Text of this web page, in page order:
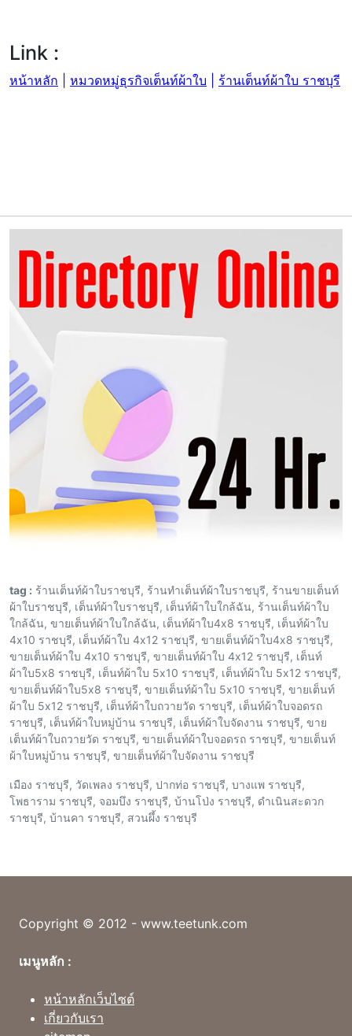
Link :
หน้าหลัก หมวดหมู่ธุรกิจเต็นท์ผ้าใบ ร้านเต็นท์ผ้าใบ ราชบุรี
tag : ร้านเต็นท์ผ้าใบราชบุรี, ร้านทำเต็นท์ผ้าใบราชบุรี, ร้านขายเต็นท์
ผ้าใบราชบุรี, เต็นท์ผ้าใบราชบุรี, เต็นท์ผ้าใบใกล้ฉัน, ร้านเต็นท์ผ้าใบ
ใกล้ฉัน, ขายเต็นท์ผ้าใบใกล้ฉัน, เต็นท์ผ้าใบ4x8 ราชบุรี, เต็นท์ผ้าใบ
4x10 ราชบุรี, เต็นท์ผ้าใบ 4x12 ราชบุรี, ขายเต็นท์ผ้าใบ4x8 ราชบุรี,
ขายเต็นท์ผ้าใบ 4x10 ราชบุรี, ขายเต็นท์ผ้าใบ 4x12 ราชบุรี, เต็นท์
ผ้าใบ5x8 ราชบุรี, เต็นท์ผ้าใบ 5x10 ราชบุรี, เต็นท์ผ้าใบ 5x12 ราชบุรี,
ขายเต็นท์ผ้าใบ5x8 ราชบุรี, ขายเต็นท์ผ้าใบ 5x10 ราชบุรี, ขายเต็นท์
ผ้าใบ 5x12 ราชบุรี, เต็นท์ผ้าใบถวายวัด ราชบุรี, เต็นท์ผ้าใบจอดรถ
ราชบุรี, เต็นท์ผ้าใบหมู่บ้าน ราชบุรี, เต็นท์ผ้าใบจัดงาน ราชบุรี, ขาย
เต็นท์ผ้าใบถวายวัด ราชบุรี, ขายเต็นท์ผ้าใบจอดรถ ราชบุรี, ขายเต็นท์
ผ้าใบหมู่บ้าน ราชบุรี, ขายเต็นท์ผ้าใบจัดงาน ราชบุรี
เมือง ราชบุรี, วัดเพลง ราชบุรี, ปากท่อ ราชบุรี, บางแพ ราชบุรี,
โพธาราม ราชบุรี, จอมบึง ราชบุรี, บ้านโป่ง ราชบุรี, ดำเนินสะดวก
ราชบุรี, บ้านคา ราชบุรี, สวนผึ้ง ราชบุรี
Copyright © 2012 - www.teetunk.com
เมนูหลัก :
หน้าหลักเว็บไซต์
เกี่ยวกับเรา